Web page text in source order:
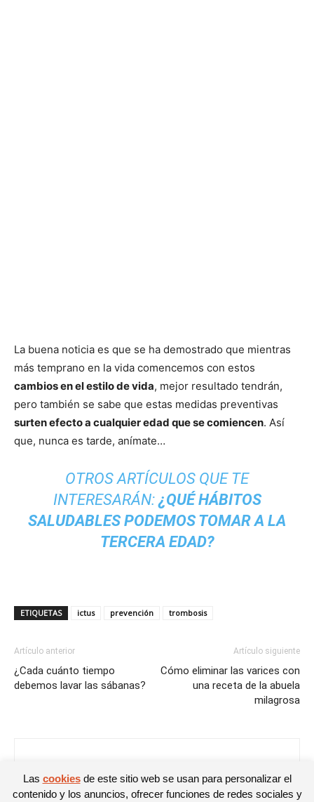
La buena noticia es que se ha demostrado que mientras
más temprano en la vida comencemos con estos
cambios en el estilo de vida, mejor resultado tendrán,
pero también se sabe que estas medidas preventivas
surten efecto a cualquier edad que se comiencen. Así
que, nunca es tarde, anímate…
OTROS ARTÍCULOS QUE TE
INTERESARÁN: ¿QUÉ HÁBITOS
SALUDABLES PODEMOS TOMAR A LA
TERCERA EDAD?
ETIQUETAS ictus prevención trombosis
Artículo anterior
¿Cada cuánto tiempo
debemos lavar las sábanas?
Artículo siguiente
Cómo eliminar las varices con
una receta de la abuela
milagrosa
Las cookiesde este sitio web se usan para personalizar el
contenido y los anuncios, ofrecer funciones de redes sociales y